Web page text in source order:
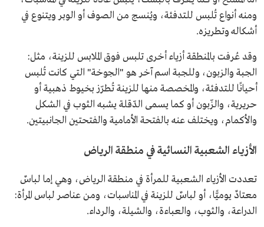
ومنه أنواع تُلبس للتدفئة، ويُنسج من الصوف أو الوبر ويتنوع في
أشكاله وتطريزه.
وقد عُرفت بالمنطقة أزياء أخرى تلبس فوق الملابس للزينة، مثل:
الجبة والزبون، وللجبة اسم آخر هو "الجوخة" التي كانت تُلبس
أحيانًا للتدفئة، والمخصصة منها للزينة تُطرّز بخيوط ذهبية أو
حريرية، والزّبون أو كما يسمى الدّقلة يشبه الثوب في الشكل
والأكمام، ويختلف عنه بالفتحة الأمامية والفتحتين الجانبيتين.
الأزياء الشعبية النسائية في منطقة الرياض
تعددت الأزياء الشعبية للمرأة في منطقة الرياض، وهي إما لباسٌ
معتادٌ يوميًّا، أو لباسٌ للزينة في المناسبات، ومن عناصر لباس المرأة:
الدراعة، والثوب، والعباءة، والشيلة، والرداء.